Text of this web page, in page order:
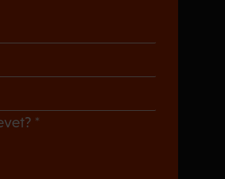
(Obligatoriskt)